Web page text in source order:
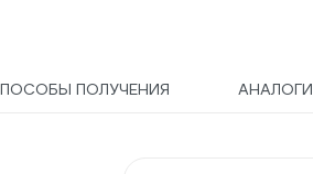
ПОЛУЧЕНИЯ АНАЛОГИ